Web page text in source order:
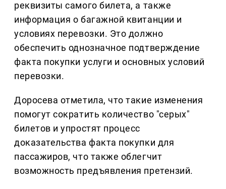
реквизиты самого билета, а также
информация о багажной квитанции и
условиях перевозки. Это должно
обеспечить однозначное подтверждение
факта покупки услуги и основных условий
перевозки.
Доросева отметила, что такие изменения
помогут сократить количество "серых"
билетов и упростят процесс
доказательства факта покупки для
пассажиров, что также облегчит
возможность предъявления претензий.